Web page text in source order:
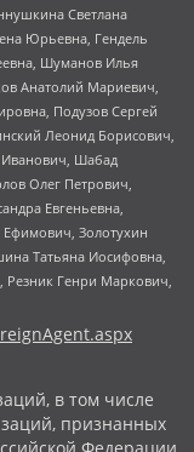
Светлана
Юрьевна, Гендель
Шуманов Илья
Анатолий Мариевич,
Подузов Сергей
Леонид Борисович,
Иванович, Шабад
Олег Петрович,
Евгеньевна,
Золотухин
Татьяна Иосифовна,
Генри Маркович,
в том числе
признанных
Федерации